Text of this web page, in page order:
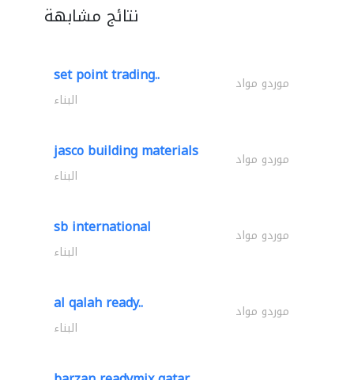
نتائج مشابهة
set point trading.. موردو مواد
البناء
jasco building materials موردو مواد
البناء
sb international موردو مواد
البناء
al qalah ready.. موردو مواد
البناء